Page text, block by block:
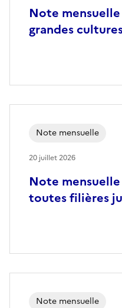
Note
grandes
Note
toutes filières
Note mensuelle
20 juillet 2026
Note mensuelle